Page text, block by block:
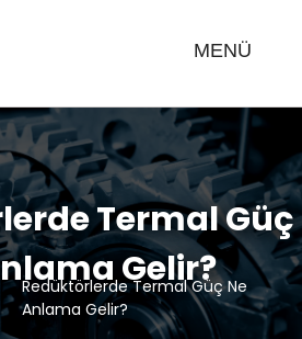
MENÜ
Termal Güç
Gelir?
Redüktörlerde Termal Güç Ne
Anlama Gelir?